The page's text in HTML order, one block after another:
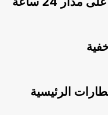
KOLDING - IKC